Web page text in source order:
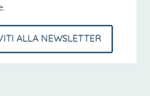
ALLA NEWSLETTER